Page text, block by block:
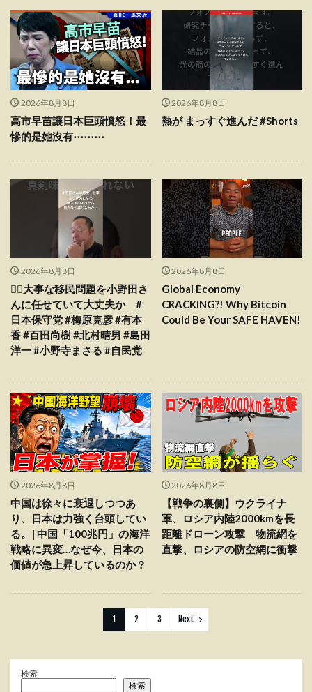
2026年8月8日
高市早苗讓日本巨頭憤怒！最
慘的是她沒有⋯⋯⋯
2026年8月8日
熱が まっすぐ進んだ #Shorts
2026年8月8日
😮‍💨大事な移民問題を小野田さ
んに任せていて大丈夫か #
日本保守党 #梅原克彦 #有本
香 #百田尚樹 #北村晴男 #島田
洋一 #小野寺まさる #自民党
2026年8月8日
Global Economy
CRACKING?! Why Bitcoin
Could Be Your SAFE HAVEN!
2026年8月8日
中国は徐々に衰退しつつあ
り、日本は力強く台頭してい
る。| 中国「100兆円」の海洋
戦略に異変…なぜ今、日本の
価値が急上昇しているのか？
2026年8月8日
【戦争の裏側】ウクライナ
軍、ロシア内陸2000kmを長
距離ドローン攻撃 物流網を
直撃、ロシアの防空網に衝撃
1 2 3 Next
検索
検索